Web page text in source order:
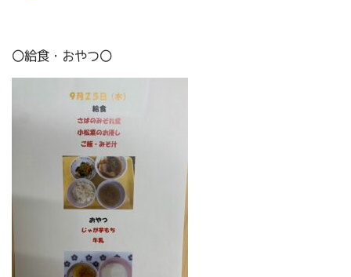
〇給食・おやつ〇